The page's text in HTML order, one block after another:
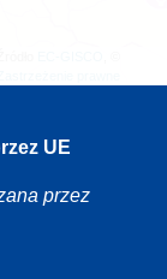
UE
przez